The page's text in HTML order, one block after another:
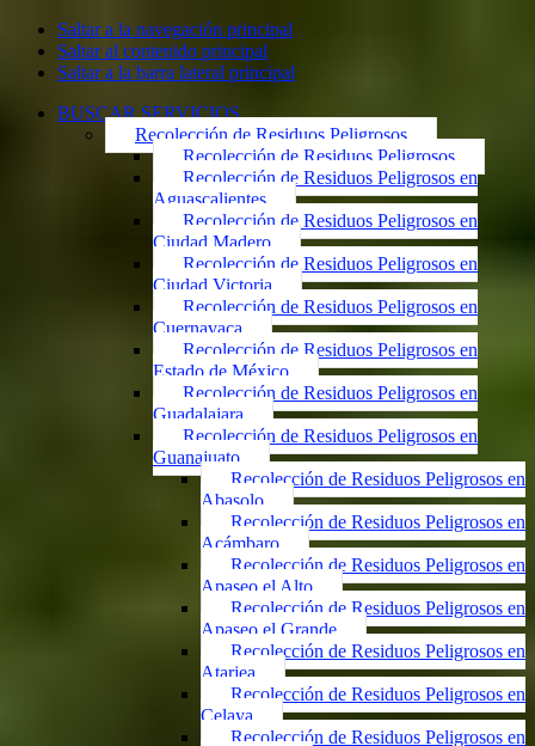
Saltar a la navegación principal
Saltar al contenido principal
Saltar a la barra lateral principal
BUSCAR SERVICIOS
Recolección de Residuos Peligrosos
Recolección de Residuos Peligrosos
Recolección de Residuos Peligrosos en
Aguascalientes
Recolección de Residuos Peligrosos en
Ciudad Madero
Recolección de Residuos Peligrosos en
Ciudad Victoria
Recolección de Residuos Peligrosos en
Cuernavaca
Recolección de Residuos Peligrosos en
Estado de México
Recolección de Residuos Peligrosos en
Guadalajara
Recolección de Residuos Peligrosos en
Guanajuato
Recolección de Residuos Peligrosos en
Abasolo
Recolección de Residuos Peligrosos en
Acámbaro
Recolección de Residuos Peligrosos en
Apaseo el Alto
Recolección de Residuos Peligrosos en
Apaseo el Grande
Recolección de Residuos Peligrosos en
Atarjea
Recolección de Residuos Peligrosos en
Celaya
Recolección de Residuos Peligrosos en